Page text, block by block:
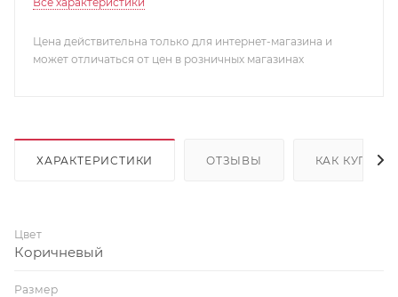
Цена действительна только для интернет-магазина и
может отличаться от цен в розничных магазинах
ХАРАКТЕРИСТИКИ ОТЗЫВЫ КАК КУПИТЬ
Цвет
Коричневый
Размер